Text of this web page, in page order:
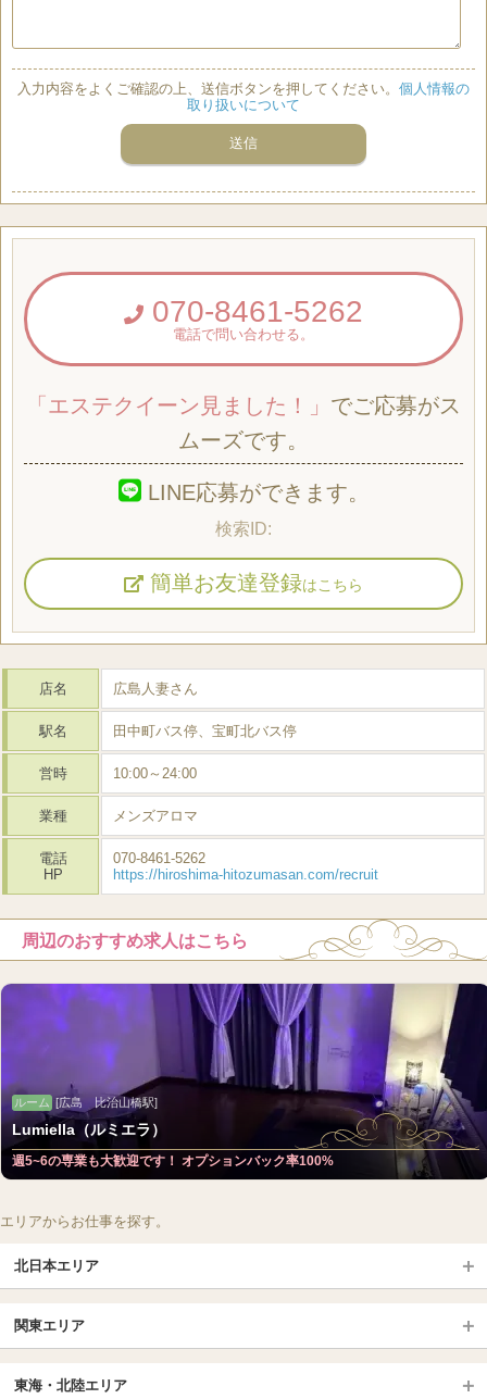
入力内容をよくご確認の上、送信ボタンを押してください。 個人情報の
取り扱いについて
070-8461-5262
電話で問い合わせる。
「エステクイーン見ました！」 でご応募がス
ムーズです。
LINE応募ができます。
簡単お友達登録はこちら
店名 広島人妻さん
駅名 田中町バス停、宝町北バス停
営時 10:00～24:00
業種 メンズアロマ
電話
HP
070-8461-5262
https://hiroshima-hitozumasan.com/recruit
周辺のおすすめ求人はこちら
ルーム [広島 比治山橋駅]
Lumiella（ルミエラ）
週5~6の専業も大歓迎です！ オプションバック率100%
エリアからお仕事を探す。
北日本エリア
北海道（札幌・旭川・函館）
青森
岩手 (盛岡・北上)
関東エリア
東海・北陸エリア